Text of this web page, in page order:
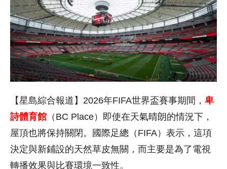
【星島綜合報道】2026年FIFA世界盃賽事期間， 卑
詩體育館 （BC Place）即使在天氣晴朗的情況下，
屋頂也將保持關閉。國際足總（FIFA）表示，這項
決定與新鋪設的天然草皮無關，而主要是為了電視
轉播效果與比賽環境一致性。